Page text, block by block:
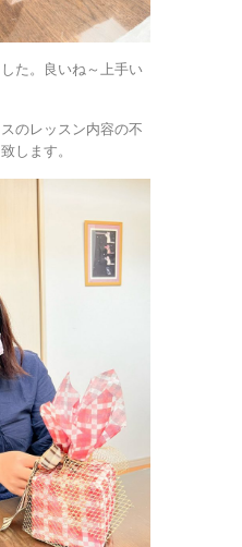
た。良いね～上手い
のレッスン内容の不
します。